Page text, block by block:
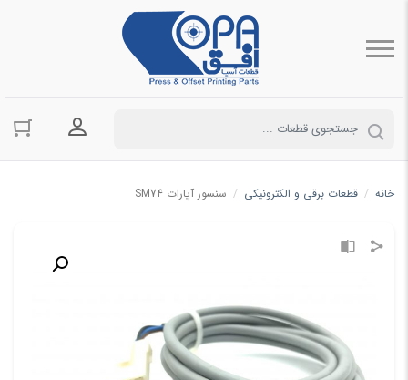
ورود به
خانه / قطعات برقی و الکترونیکی / سنسور آپارات SM74